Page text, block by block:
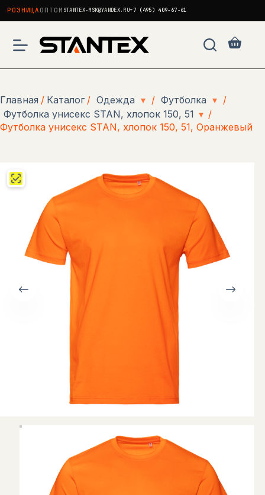
РОЗНИЦА ОПТОМ STANTEX-MSK@YANDEX.RU+7 (495) 409-67-61
сути
Главная / Каталог / Одежда ▾ / Футболка ▾ /
Футболка унисекс STAN, хлопок 150, 51 ▾ /
Футболка унисекс STAN, хлопок 150, 51, Оранжевый